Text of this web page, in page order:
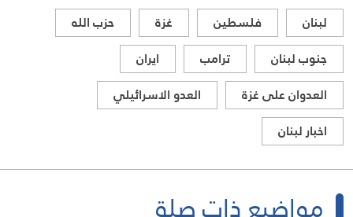
لبنان فلسطين غزة
حزب الله
جنوب لبنان
ترامب
ايران
العدوان على غزة
العدو الاسرائيلي
اخبار لبنان